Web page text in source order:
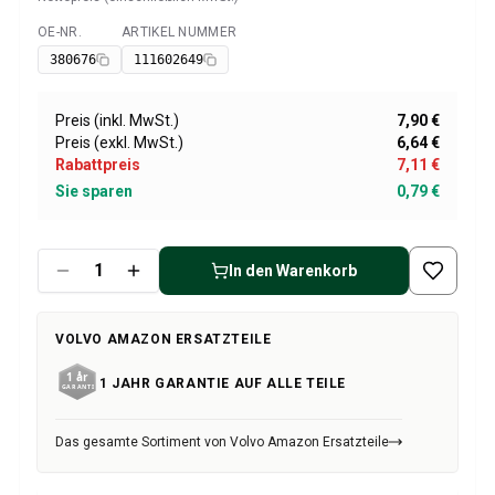
Volvo 1800 Bremsanlage
Volvo 1800 Kraftstoff-/Auspuffanlage
Volvo 1800 KarosserieErsatzteile
Volvo 1800 Kühlsystem
Volvo 1800 Motor Drosselklappengestänge
Volvo 1800 MotorErsatzteile
Volvo 1800 Elektrische Ausrüstung
Volvo 1800 InnenausstattungsErsatzteile
Volvo 1800 Heizungsanlage/Frischluft (1961-73)
Volvo 1800 Sonstiges
Volvo 140/164 Ersatzteile
Volvo 140/164 KarosserieErsatzteile
Volvo 140/164 Kühlsystem
Verfügbar
OE-NR.
380676
ARTIKEL NUMMER
111602649
Preis (inkl. MwSt.)
7,90 €
Preis (exkl. MwSt.)
6,64 €
Rabattpreis
7,11 €
Sie sparen
0,79 €
In den Warenkorb
VOLVO AMAZON ERSATZTEILE
1 JAHR GARANTIE AUF ALLE TEILE
Das gesamte Sortiment von Volvo Amazon Ersatzteile